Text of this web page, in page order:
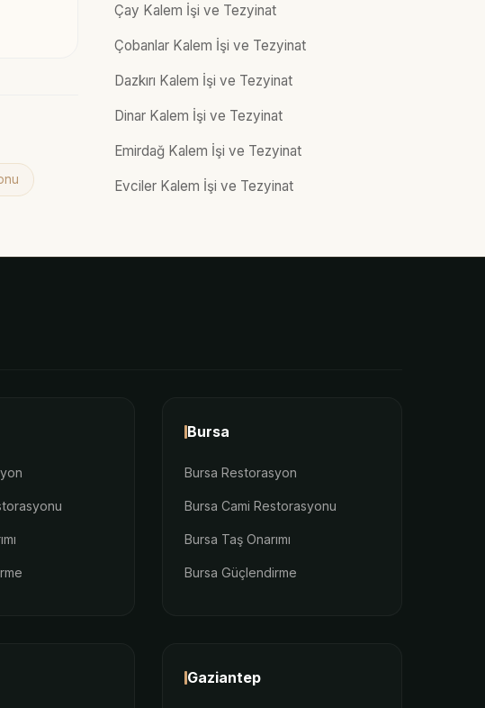
Çay Kalem İşi ve Tezyinat
Çobanlar Kalem İşi ve Tezyinat
Dazkırı Kalem İşi ve Tezyinat
Dinar Kalem İşi ve Tezyinat
Emirdağ Kalem İşi ve Tezyinat
Evciler Kalem İşi ve Tezyinat
Bursa
Bursa Restorasyon
Bursa Cami Restorasyonu
Bursa Taş Onarımı
Bursa Güçlendirme
Gaziantep